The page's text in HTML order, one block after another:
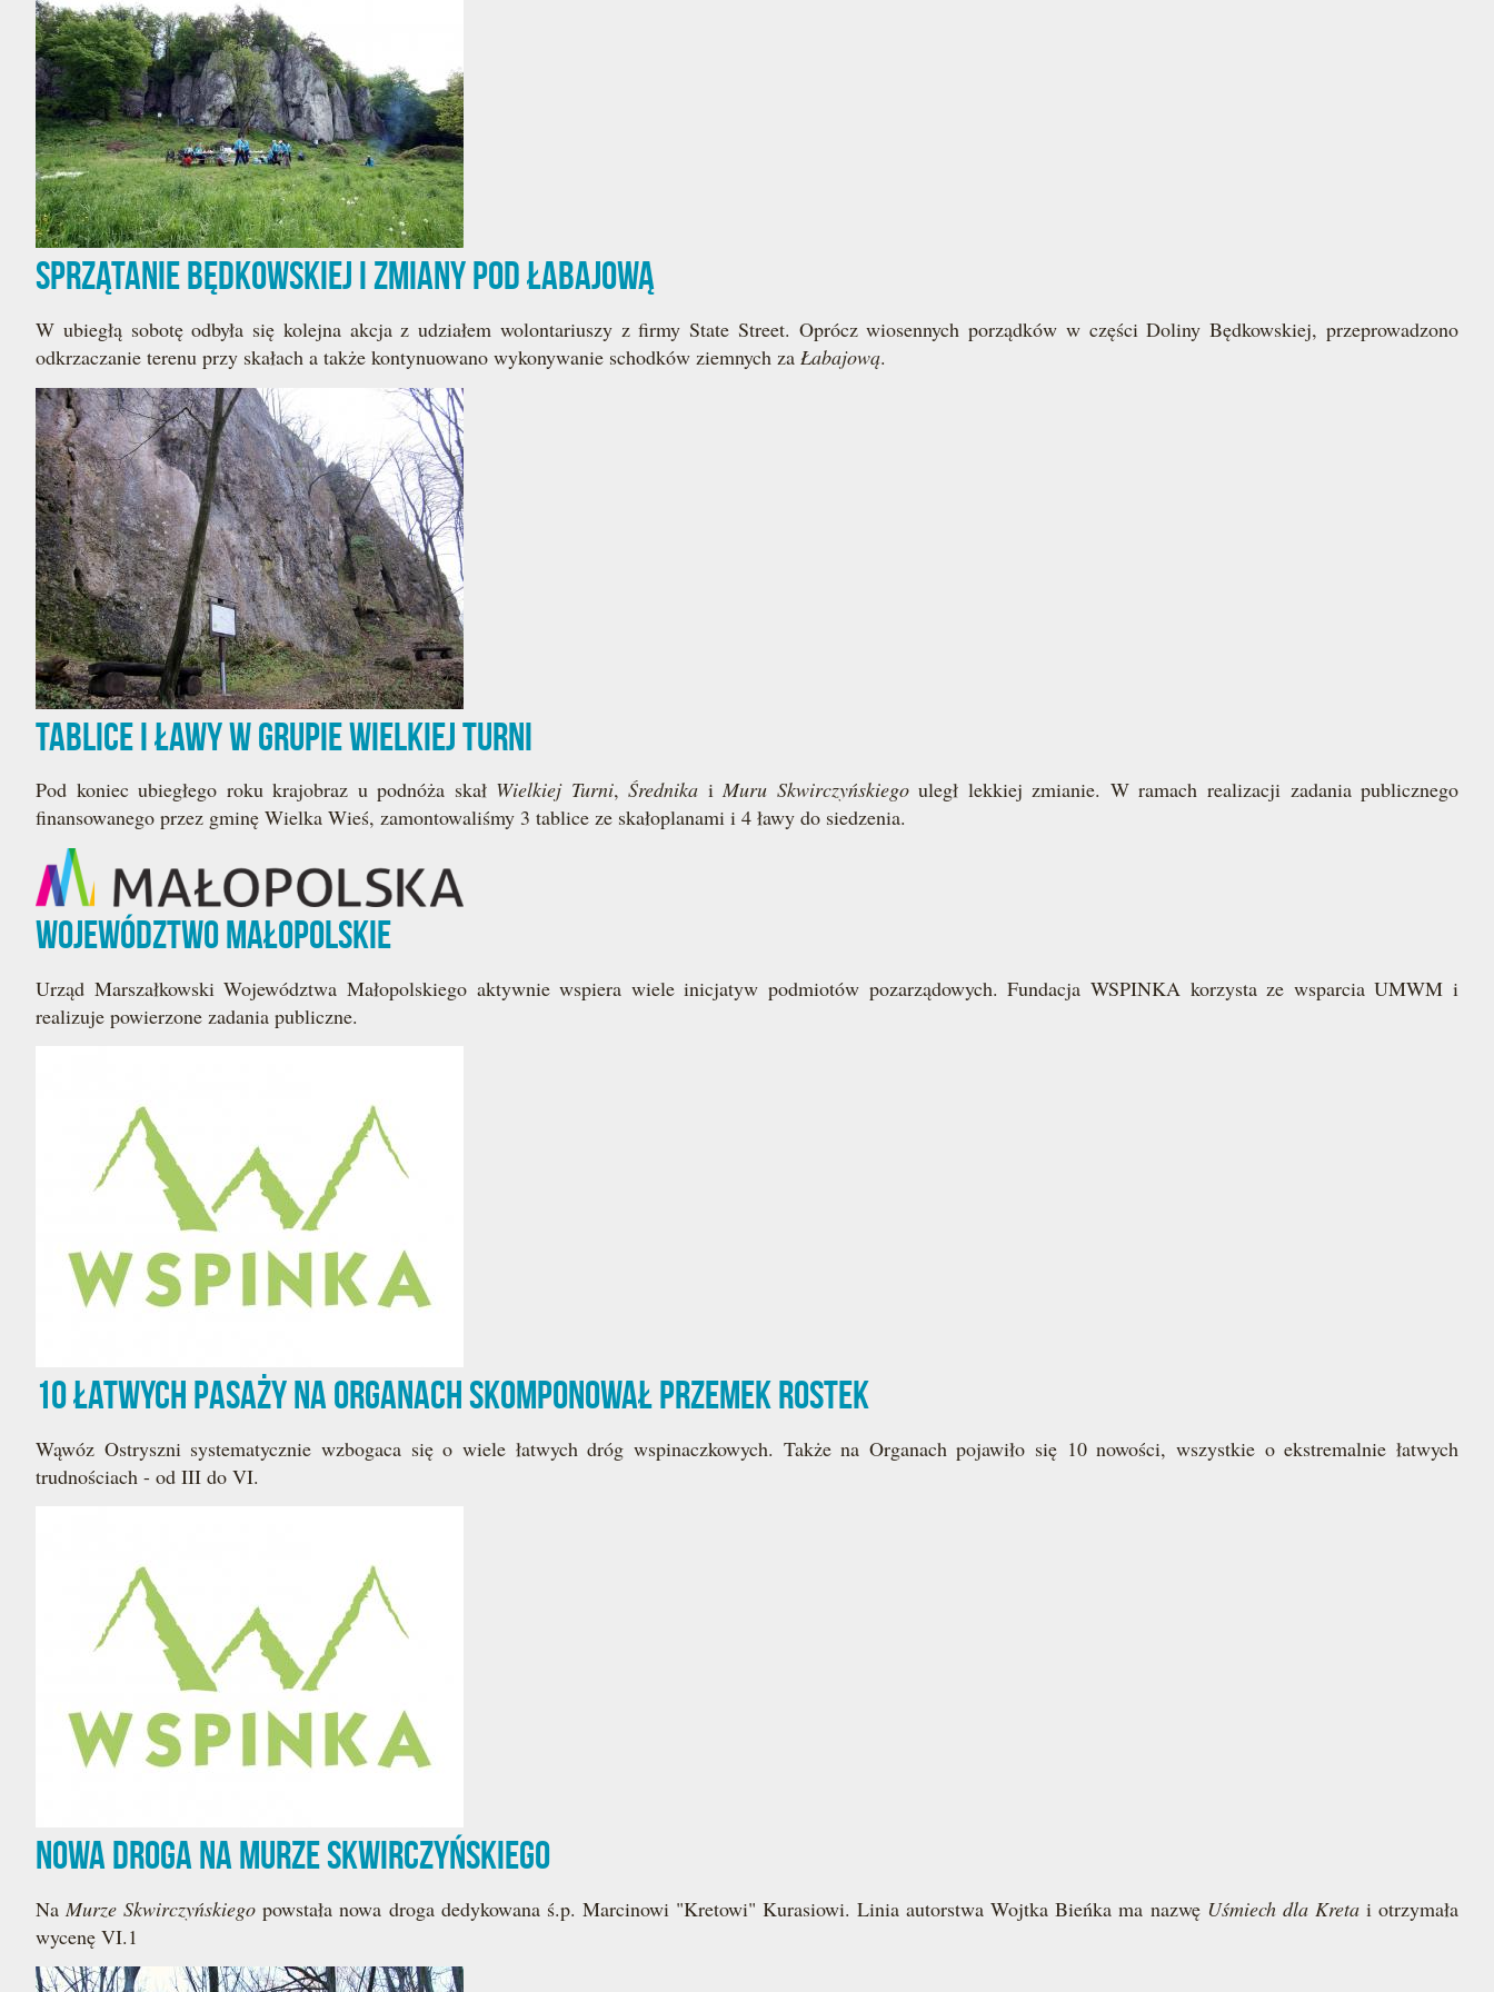
Sprzątanie Będkowskiej i zmiany pod Łabajową
W ubiegłą sobotę odbyła się kolejna akcja z udziałem wolontariuszy z firmy State Street. Oprócz wiosennych porządków w części Doliny Będkowskiej, przeprowadzono
odkrzaczanie terenu przy skałach a także kontynuowano wykonywanie schodków ziemnych za Łabajową.
Tablice i ławy w Grupie Wielkiej Turni
Pod koniec ubiegłego roku krajobraz u podnóża skał Wielkiej Turni,Średnika iMuru Skwirczyńskiegouległ lekkiej zmianie. W ramach realizacji zadania publicznego
finansowanego przez gminę Wielka Wieś, zamontowaliśmy 3 tablice ze skałoplanami i 4 ławy do siedzenia.
Województwo Małopolskie
Urząd Marszałkowski Województwa Małopolskiego aktywnie wspiera wiele inicjatyw podmiotów pozarządowych. Fundacja WSPINKA korzysta ze wsparcia UMWM i
realizuje powierzone zadania publiczne.
10 łatwych pasaży na Organach skomponował Przemek Rostek
Wąwóz Ostryszni systematycznie wzbogaca się o wiele łatwych dróg wspinaczkowych. Także na Organach pojawiło się 10 nowości, wszystkie o ekstremalnie łatwych
trudnościach - od III do VI.
Nowa droga na Murze Skwirczyńskiego
NaMurze Skwirczyńskiego powstała nowa droga dedykowana ś.p. Marcinowi "Kretowi" Kurasiowi. Linia autorstwa Wojtka Bieńka ma nazwę Uśmiech dla Kretai otrzymała
wycenę VI.1